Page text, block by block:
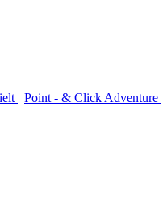
Point - & Click Adventure